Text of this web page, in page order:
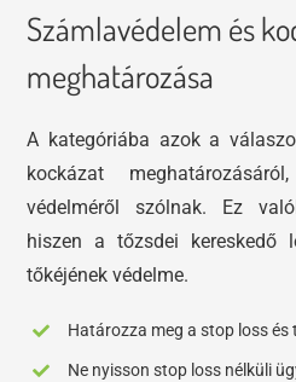
Számlavédelem és
meghatározása
A kategóriába azok a
kockázat
védelméről szólnak. Ez
hiszen a tőzsdei kereskedő
tőkéjének védelme.
Határozza meg a stop loss
Ne nyisson stop loss nélküli